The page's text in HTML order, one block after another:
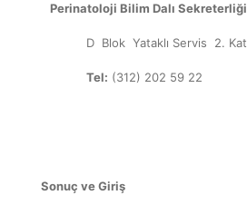
Perinatoloji Bilim Dalı Sekreterliği
D Blok Yataklı Servis 2. Kat
Tel: (312) 202 59 22
Sonuç ve Giriş